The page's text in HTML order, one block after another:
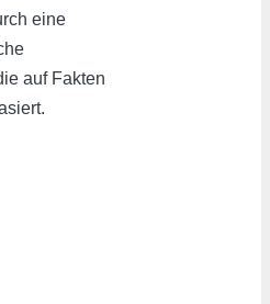
eine
auf Fakten